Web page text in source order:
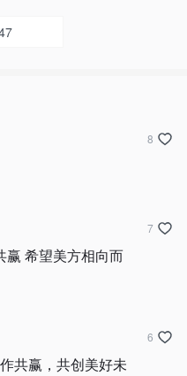
8
赢 希望美方相向而
7
共赢，共创美好未
6